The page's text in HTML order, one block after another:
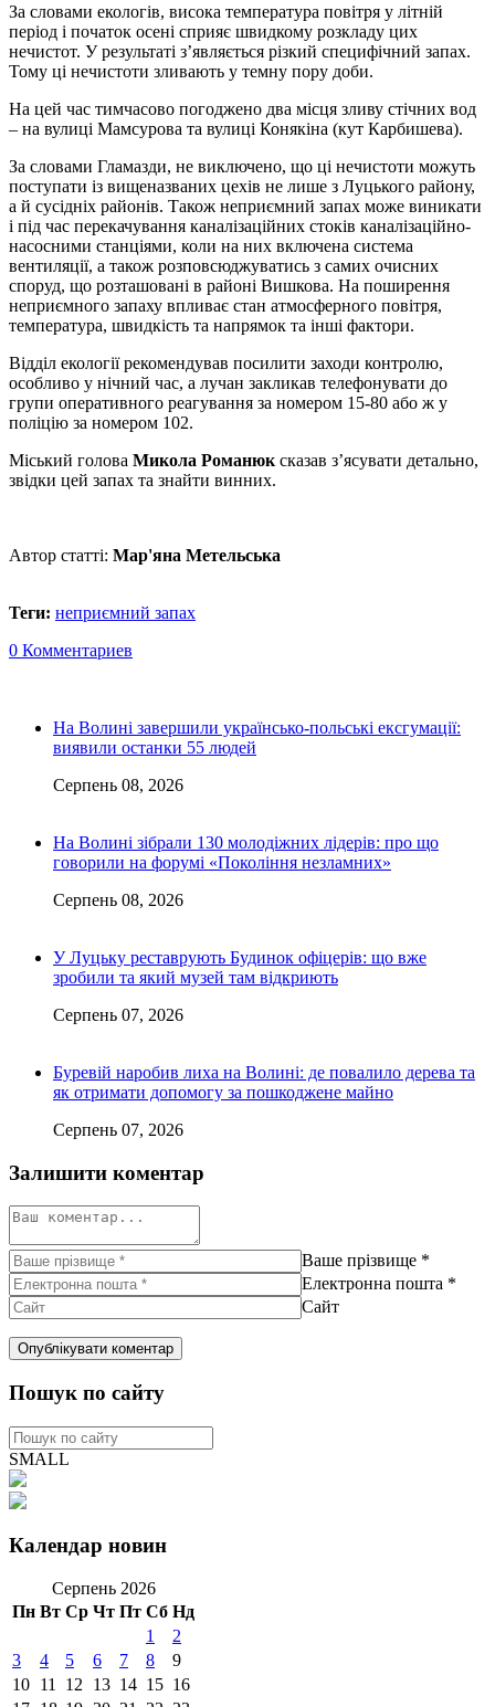
За словами екологів, висока температура повітря у літній
період і початок осені сприяє швидкому розкладу цих
нечистот. У результаті з’являється різкий специфічний запах.
Тому ці нечистоти зливають у темну пору доби.
На цей час тимчасово погоджено два місця зливу стічних вод
– на вулиці Мамсурова та вулиці Конякіна (кут Карбишева).
За словами Гламазди, не виключено, що ці нечистоти можуть
поступати із вищеназваних цехів не лише з Луцького району,
а й сусідніх районів. Також неприємний запах може виникати
і під час перекачування каналізаційних стоків каналізаційно-
насосними станціями, коли на них включена система
вентиляції, а також розповсюджуватись з самих очисних
споруд, що розташовані в районі Вишкова. На поширення
неприємного запаху впливає стан атмосферного повітря,
температура, швидкість та напрямок та інші фактори.
Відділ екології рекомендував посилити заходи контролю,
особливо у нічний час, а лучан закликав телефонувати до
групи оперативного реагування за номером 15-80 або ж у
поліцію за номером 102.
Міський голова Микола Романюк сказав з’ясувати детально,
звідки цей запах та знайти винних.
Автор статті: Мар'яна Метельська
Теги: неприємний запах
0 Комментариев
На Волині завершили українсько-польські ексгумації:
виявили останки 55 людей
Серпень 08, 2026
На Волині зібрали 130 молодіжних лідерів: про що
говорили на форумі «Покоління незламних»
Серпень 08, 2026
У Луцьку реставрують Будинок офіцерів: що вже
зробили та який музей там відкриють
Серпень 07, 2026
Буревій наробив лиха на Волині: де повалило дерева та
як отримати допомогу за пошкоджене майно
Серпень 07, 2026
Залишити коментар
Ваше прізвище *
Електронна пошта *
Сайт
Пошук по сайту
SMALL
Календар новин
Серпень 2026
Пн Вт Ср Чт Пт Сб Нд
1
2
3
4 5 6 7 8
9
10 11 12 13 14 15 16